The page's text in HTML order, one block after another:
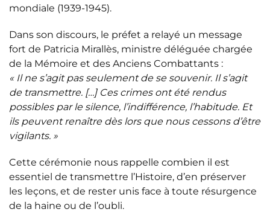
mondiale (1939-1945).
Dans son discours, le préfet a relayé un message
fort de Patricia Mirallès, ministre déléguée chargée
de la Mémoire et des Anciens Combattants :
« Il ne s’agit pas seulement de se souvenir. Il s’agit
de transmettre. […] Ces crimes ont été rendus
possibles par le silence, l’indifférence, l’habitude. Et
ils peuvent renaître dès lors que nous cessons d’être
vigilants. »
Cette cérémonie nous rappelle combien il est
essentiel de transmettre l’Histoire, d’en préserver
les leçons, et de rester unis face à toute résurgence
de la haine ou de l’oubli.